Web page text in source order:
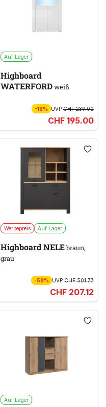
Auf Lager
Highboard
WATERFORDweiß
-18% UVPCHF 239.00
CHF 195.00
Werbepreis Auf Lager
Highboard NELEbraun,
grau
-58% UVPCHF 501.77
CHF 207.12
Auf Lager